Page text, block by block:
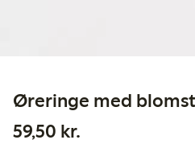
Øreringe med
59,50 kr.